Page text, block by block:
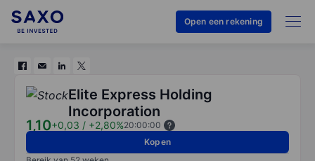
Open een rekening
Elite Express Holding
Incorporation
1,10+0,03 / +2,80%20:00:00
Kopen